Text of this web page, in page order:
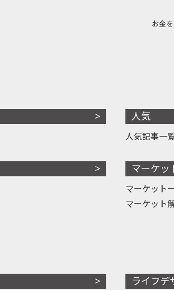
お金
人気
人気記事一
マーケッ
マーケット
マーケット
ライフデ